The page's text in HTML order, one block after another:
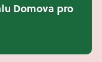
Domova pro